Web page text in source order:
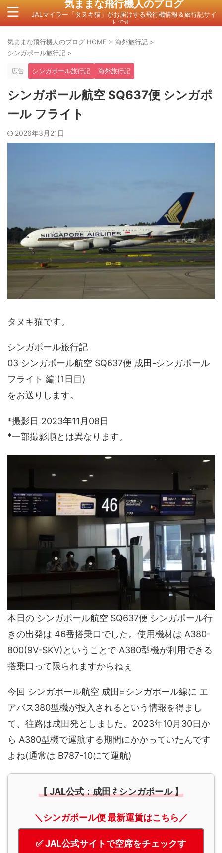
気ままな飛行機人のプログ
JALマイラー「タヌキ猫」がお届けする飛行機情報＆旅行記サイ
トです。
気ままな飛行機人のプログ HOME > 海外旅行記 >
シンガポール旅行記 >
広告 シンガポール旅行記 海外旅行記
シンガポール航空 SQ637便 シンガポ
ール フライト
2026年3月21日
タヌキ猫です。
シンガポール旅行記
03 シンガポール航空 SQ637便 成田-シンガポール
フライト 編 (1日目)
をお送りします。
*撮影日 2023年11月08日
*一部撮影順とは異なります。
本日の シンガポール航空 SQ637便 シンガポール行
きの出発は 46番搭乗口でした。使用機材は A380-
800(9V-SKV)ということで A380型機が利用できる
搭乗口って限られますからねぇ
今回 シンガポール航空 成田=シンガポール線に エ
アバス380型機が投入されるという情報を得まし
て、往路は成田発としました。2023年10月30日か
ら A380型機で運航する期間にかかっていたんです
よね(通常は B787-10にて運航)
【 JAL公式：成田 ⇄ シンガポール 】
＼シンガポール便 最新運賃はこちら／
✅ JAL公式サイトで空席をチェックす